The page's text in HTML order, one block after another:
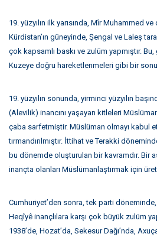
19. yüzyılın ilk yarısında, Mîr Muhammed
Kürdistan’ın güneyinde, Şengal ve Laleş
çok kapsamlı baskı ve zulüm yapmıştır.
Kuzeye doğru hareketlenmeleri gibi bir
19. yüzyılın sonunda, yirminci yüzyılın
(Alevilik) inancını yaşayan kitleleri
çaba sarfetmiştir. Müslüman olmayı kabul
tırmandırılmıştır. İttihat ve Terakki
bu dönemde oluşturulan bir kavramdır. Bir
inançta olanları Müslümanlaştırmak için
Cumhuriyet’den sonra, tek parti
Heqîyê inançlılara karşı çok büyük zulüm
1938’de, Hozat’da, Sekesur Dağı’nda,